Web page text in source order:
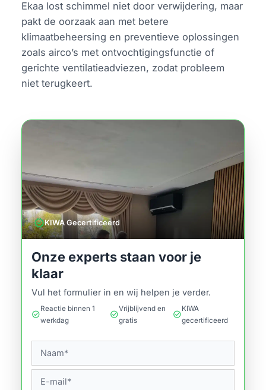
Ekaa lost schimmel niet door verwijdering, maar
pakt de oorzaak aan met betere
klimaatbeheersing en preventieve oplossingen
zoals airco’s met ontvochtigingsfunctie of
gerichte ventilatieadviezen, zodat probleem
niet terugkeert.
verifiedKIWA Gecertificeerd
Onze experts staan voor je
klaar
Vul het formulier in en wij helpen je verder.
check_circle
Reactie binnen 1
werkdag
check_circle
Vrijblijvend en
gratis
check_circle
KIWA
gecertificeerd